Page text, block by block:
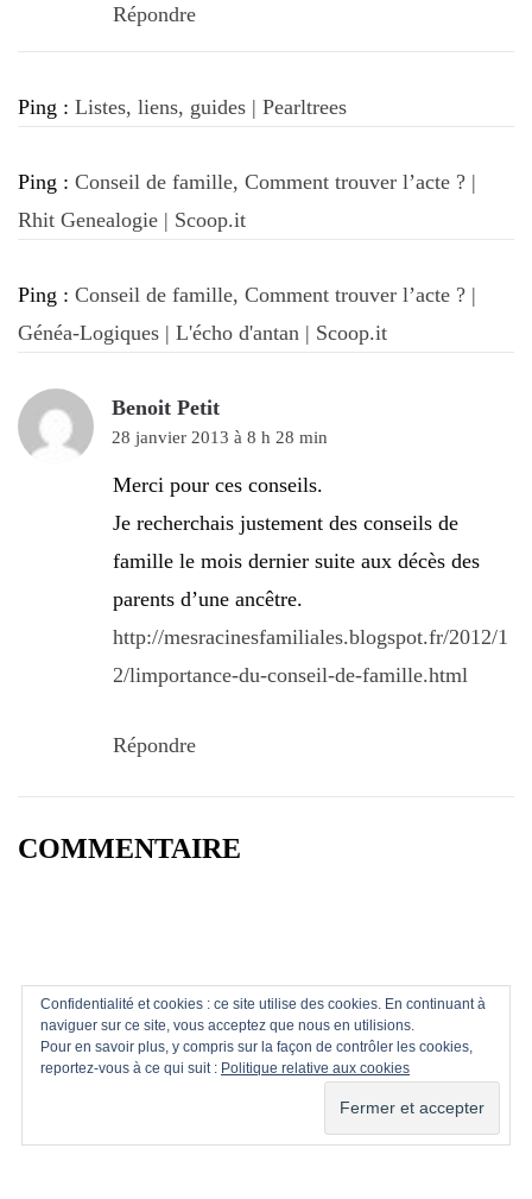
Répondre
Ping : Listes, liens, guides | Pearltrees
Ping : Conseil de famille, Comment trouver l’acte ? |
Rhit Genealogie | Scoop.it
Ping : Conseil de famille, Comment trouver l’acte ? |
Généa-Logiques | L'écho d'antan | Scoop.it
Benoit Petit
28 janvier 2013 à 8 h 28 min
Merci pour ces conseils.
Je recherchais justement des conseils de
famille le mois dernier suite aux décès des
parents d’une ancêtre.
http://mesracinesfamiliales.blogspot.fr/2012/1
2/limportance-du-conseil-de-famille.html
Répondre
COMMENTAIRE
Confidentialité et cookies : ce site utilise des cookies. En continuant à
naviguer sur ce site, vous acceptez que nous en utilisions.
Pour en savoir plus, y compris sur la façon de contrôler les cookies,
reportez-vous à ce qui suit : Politique relative aux cookies